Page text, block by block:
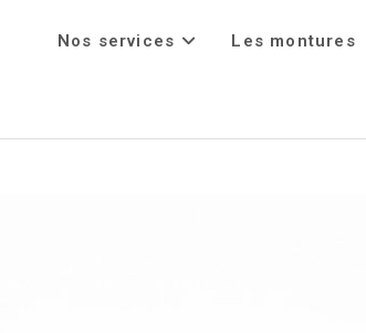
Nos services Les montures